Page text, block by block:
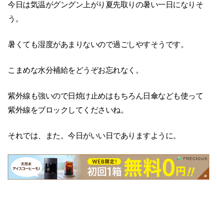
今日は気温がグングン上がり夏先取りの暑い一日になりそ
う。
暑くても湿度があまりないので過ごしやすそうです。
こまめな水分補給をどうぞお忘れなく。
紫外線も強いので日焼け止めはもちろん日傘なども使って
紫外線をブロックしてくださいね。
それでは、また。今日がいい日でありますように。